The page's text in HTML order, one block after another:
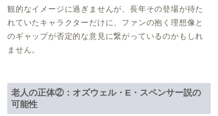
観的なイメージに過ぎませんが、長年その登場が待た
れていたキャラクターだけに、ファンの抱く理想像と
のギャップが否定的な意見に繋がっているのかもしれ
ません。
老人の正体②：オズウェル・E・スペンサー説の
可能性